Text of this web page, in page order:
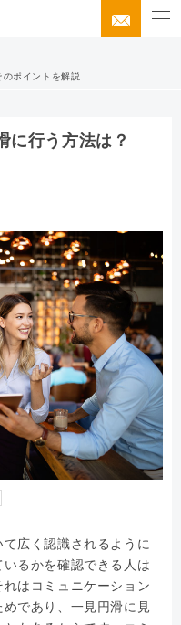
ポイントを解説
に行う方法は？
広く認識されるように
るかを確認できる人は
はコミュニケーション
であり、一見円滑に見